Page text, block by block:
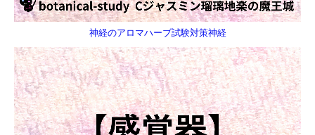
神経のアロマハーブ試験対策神経